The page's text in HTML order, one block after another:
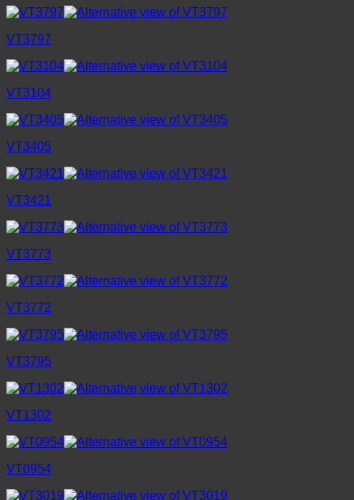
VT3797
VT3104
VT3405
VT3421
VT3773
VT3772
VT3795
VT1302
VT0954